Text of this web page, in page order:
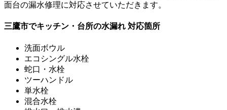
面台の漏水修理に対応させていただきます。
三鷹市でキッチン・台所の水漏れ 対応箇所
洗面ボウル
エコシングル水栓
蛇口・水栓
ツーハンドル
単水栓
混合水栓